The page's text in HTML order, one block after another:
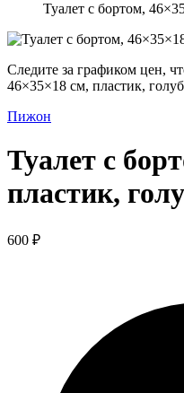
Туалет с бортом,
Следите за графиком цен,
46×35×18 см, пластик,
Пижон
Туалет с
пластик,
600 ₽